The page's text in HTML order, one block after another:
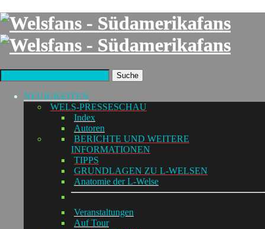
Suche
NEUIGKEITEN
WELS-PRESSESCHAU
Index
Autoren
BERICHTE UND WEITERE
INFORMATIONEN
TIPPS
GRUNDLAGEN ZU L-WELSEN
Anatomie der L-Welse
Veranstaltungen
Auf Tour